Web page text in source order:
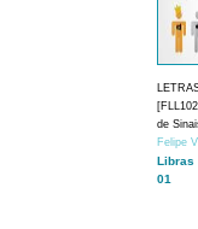
de
Felipe
Libras
01